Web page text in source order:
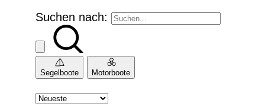
Suchen nach:
Segelboote Motorboote